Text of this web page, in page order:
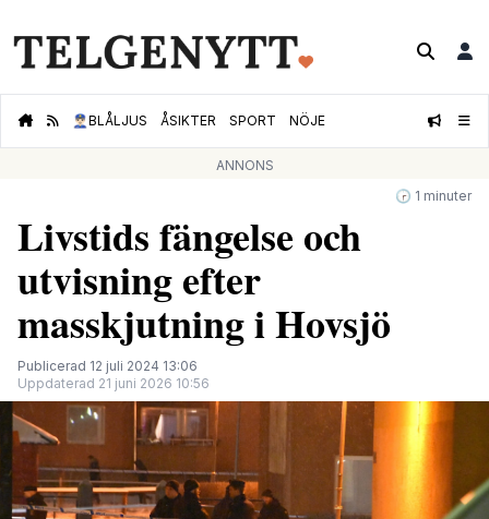
👮🏻‍♂️BLÅLJUS ÅSIKTER SPORT NÖJE
ANNONS
🕝 1 minuter
Livstids fängelse och
utvisning efter
masskjutning i Hovsjö
Publicerad 12 juli 2024 13:06
Uppdaterad 21 juni 2026 10:56